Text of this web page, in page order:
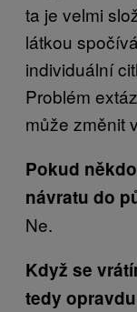
ta je velmi
látkou
individuální
Problém
může změnit
Pokud
návratu do
Ne.
Když se
tedy